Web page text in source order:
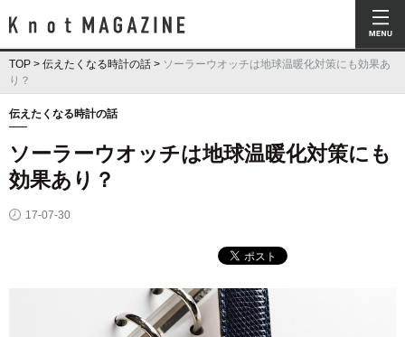
Knot Magazine ノットマガジン
TOP > 伝えたくなる時計の話 > ソーラーウオッチは地球温暖化対策にも効果あ
り？
伝えたくなる時計の話
ソーラーウオッチは地球温暖化対策にも
効果あり？
17-07-30